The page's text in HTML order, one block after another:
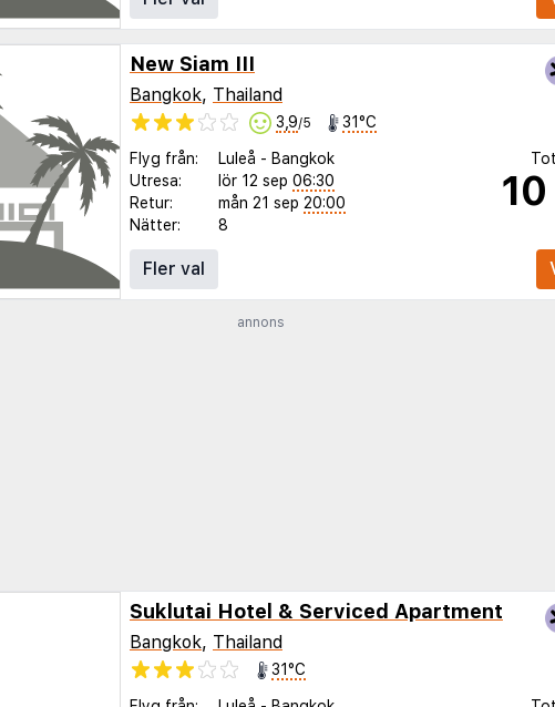
New Siam III
Bangkok, Thailand
3,9/5 31°C
Flyg från: Luleå - Bangkok
Utresa:
lör 12 sep 06:30
Retur:
mån 21 sep 20:00
Nätter:
8
Fler val
annons
Suklutai Hotel & Serviced Apartment
Bangkok, Thailand
31°C